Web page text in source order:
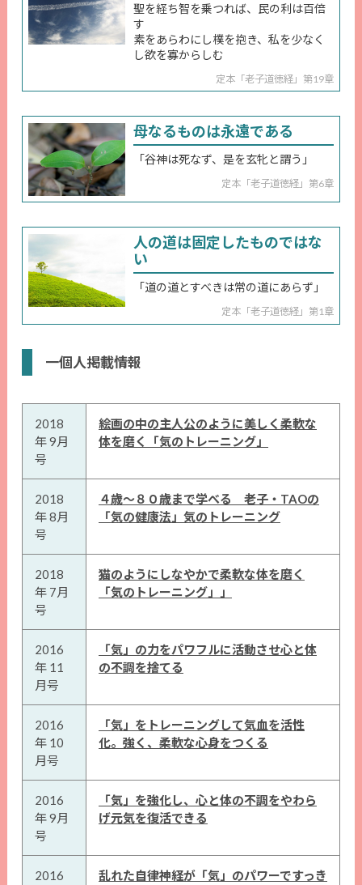
聖を経ち智を乗つれば、民の利は百倍
す
素をあらわにし樸を抱き、私を少なく
し欲を寡からしむ
定本「老子道徳経」第19章
母なるものは永遠である
「谷神は死なず、是を玄牝と謂う」
定本「老子道徳経」第6章
人の道は固定したものではな
い
「道の道とすべきは常の道にあらず」
定本「老子道徳経」第1章
一個人掲載情報
2018
年 9月
号
絵画の中の主人公のように美しく柔軟な
体を磨く「気のトレーニング」
2018
年 8月
号
４歳～８０歳まで学べる 老子・TAOの
「気の健康法」気のトレーニング
2018
年 7月
号
猫のようにしなやかで柔軟な体を磨く
「気のトレーニング」」
2016
年 11
月号
「気」の力をパワフルに活動させ心と体
の不調を捨てる
2016
年 10
月号
「気」をトレーニングして気血を活性
化。強く、柔軟な心身をつくる
2016
年 9月
号
「気」を強化し、心と体の不調をやわら
げ元気を復活できる
2016 乱れた自律神経が「気」のパワーですっき